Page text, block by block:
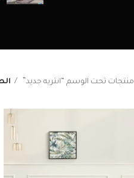
منتجات تحت الوسم “انتريه جديد”